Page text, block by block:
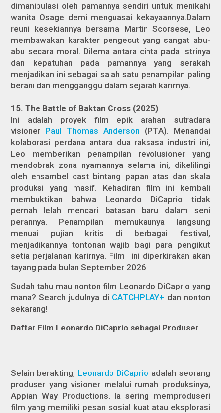
dimanipulasi oleh pamannya sendiri untuk menikahi
wanita Osage demi menguasai kekayaannya.Dalam
reuni kesekiannya bersama Martin Scorsese, Leo
membawakan karakter pengecut yang sangat abu-
abu secara moral. Dilema antara cinta pada istrinya
dan kepatuhan pada pamannya yang serakah
menjadikan ini sebagai salah satu penampilan paling
berani dan mengganggu dalam sejarah karirnya.
15. The Battle of Baktan Cross (2025)
Ini adalah proyek film epik arahan sutradara
visioner Paul Thomas Anderson (PTA). Menandai
kolaborasi perdana antara dua raksasa industri ini,
Leo memberikan penampilan revolusioner yang
mendobrak zona nyamannya selama ini, dikelilingi
oleh ensambel cast bintang papan atas dan skala
produksi yang masif. Kehadiran film ini kembali
membuktikan bahwa Leonardo DiCaprio tidak
pernah lelah mencari batasan baru dalam seni
perannya. Penampilan memukaunya langsung
menuai pujian kritis di berbagai festival,
menjadikannya tontonan wajib bagi para pengikut
setia perjalanan karirnya. Film ini diperkirakan akan
tayang pada bulan September 2026.
Sudah tahu mau nonton film Leonardo DiCaprio yang
mana? Search judulnya di CATCHPLAY+ dan nonton
sekarang!
Daftar Film Leonardo DiCaprio sebagai Produser
Selain berakting, Leonardo DiCaprio adalah seorang
produser yang visioner melalui rumah produksinya,
Appian Way Productions. Ia sering memproduseri
film yang memiliki pesan sosial kuat atau eksplorasi